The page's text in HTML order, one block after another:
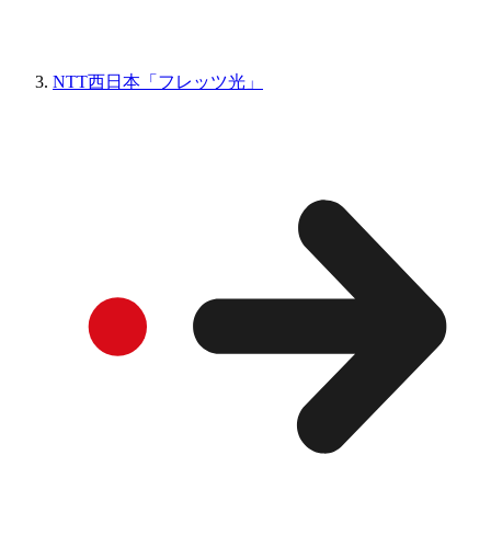
NTT西日本「フレッツ光」